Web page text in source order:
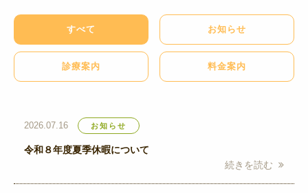
すべて お知らせ
診療案内 料金案内
2026.07.16 お知らせ
令和８年度夏季休暇について
続きを読む